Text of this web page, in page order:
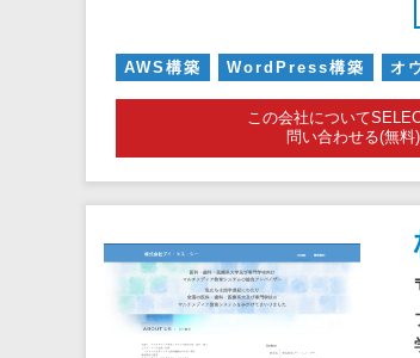
AWS構築 WordPress構築 オ
この会社について
問い合わせる(無料)